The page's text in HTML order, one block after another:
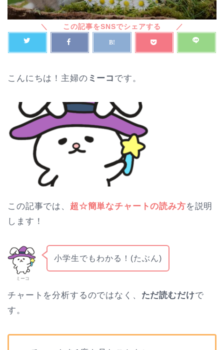
こんにちは！主婦の ミーコ です。
この記事では、 超☆簡単なチャートの読み方を説明
します！
ミーコ
小学生でもわかる！(たぶん)
チャートを分析するのではなく、 ただ読むだけで
す。